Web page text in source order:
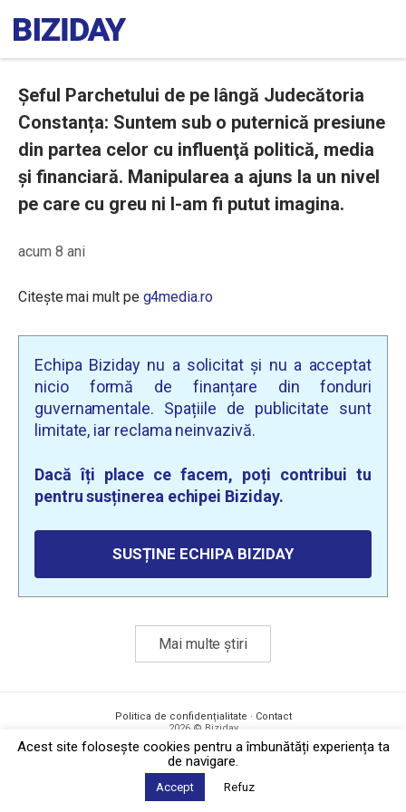
Șeful Parchetului de pe lângă Judecătoria
Constanța: Suntem sub o puternică presiune
din partea celor cu influenţă politică, media
şi financiară. Manipularea a ajuns la un nivel
pe care cu greu ni l-am fi putut imagina.
acum 8 ani
Citește mai mult pe g4media.ro
Echipa Biziday nu a solicitat și nu a acceptat
nicio formă de finanțare din fonduri
guvernamentale. Spațiile de publicitate sunt
limitate, iar reclama neinvazivă.
Dacă îți place ce facem, poți contribui tu
pentru susținerea echipei Biziday.
SUSȚINE ECHIPA BIZIDAY
Mai multe știri
Politica de confidențialitate · Contact
2026 © Biziday
Acest site foloseşte cookies pentru a îmbunătăți experiența ta
de navigare.
Accept Refuz